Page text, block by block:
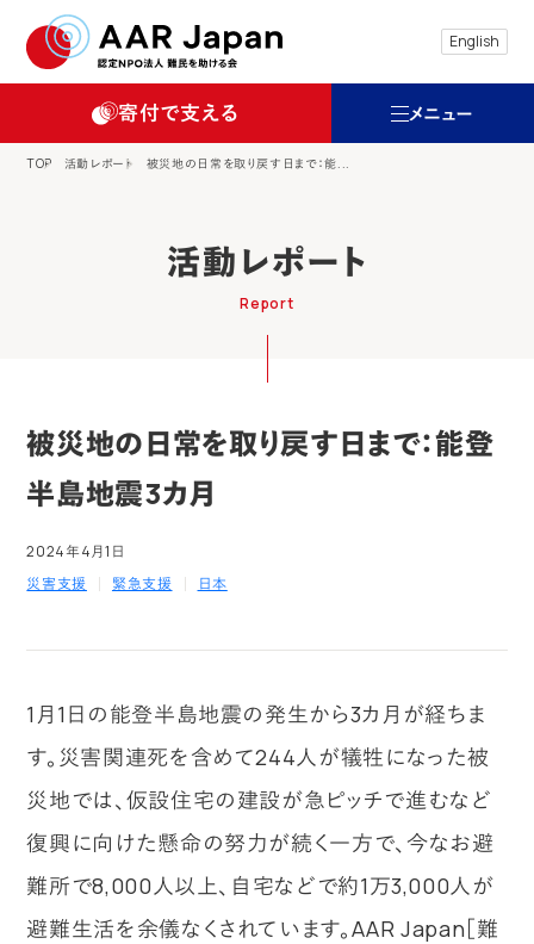
English
寄付で支える メニュー
TOP 活動レポート 被災地の日常を取り戻す日まで：能...
活動レポート
Report
被災地の日常を取り戻す日まで：能登
半島地震3カ月
2024年4月1日
災害支援
緊急支援 日本
1月1日の能登半島地震の発生から3カ月が経ちま
す。災害関連死を含めて244人が犠牲になった被
災地では、仮設住宅の建設が急ピッチで進むなど
復興に向けた懸命の努力が続く一方で、今なお避
難所で8,000人以上、自宅などで約1万3,000人が
避難生活を余儀なくされています。AAR Japan［難